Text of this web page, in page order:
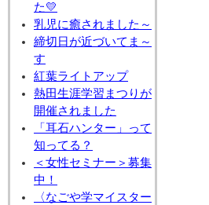
た💛
乳児に癒されました～
締切日が近づいてま～
す
紅葉ライトアップ
熱田生涯学習まつりが
開催されました
「耳石ハンター」って
知ってる？
＜女性セミナー＞募集
中！
〈なごや学マイスター